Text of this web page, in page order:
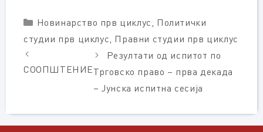
Categories
Новинарство прв циклус, Политички
студии прв циклус, Правни студии прв циклус
СООПШТЕНИЕ
Резултати од испитот по
Трговско право – прва декада
– Јунска испитна сесија